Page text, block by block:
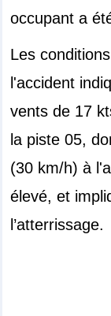
occupant a
Les
l'accident
vents de 17
la piste 05,
(30 km/h) à
élevé, et
l’atterrissage.